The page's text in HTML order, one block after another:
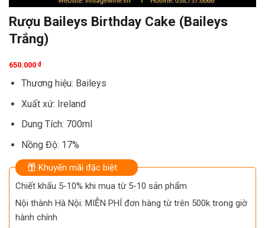
Rượu Baileys Birthday Cake (Baileys
Trắng)
650.000 ₫
Thương hiệu: Baileys
Xuất xứ: Ireland
Dung Tích: 700ml
Nồng Độ: 17%
Khuyến mãi đặc biệt
Chiết khấu 5-10% khi mua từ 5-10 sản phẩm
Nội thành Hà Nội: MIỄN PHÍ đơn hàng từ trên 500k trong giờ
hành chính